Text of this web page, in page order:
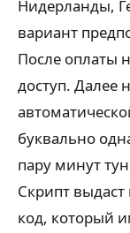
Нидерланды,
вариант
После оплаты
доступ. Далее
буквально
пару минут
Скрипт
код, который